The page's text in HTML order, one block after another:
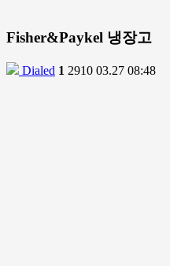
Fisher&Paykel 냉장고
Dialed 1 2910 03.27 08:48